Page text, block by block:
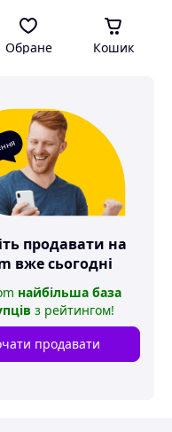
Обране Кошик
продавати на
вже сьогодні
найбільша база
з рейтингом!
продавати